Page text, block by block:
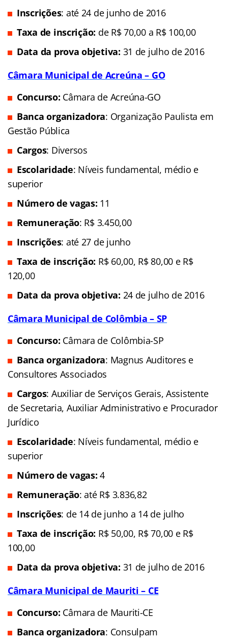
Inscrições: até 24 de junho de 2016
Taxa de inscrição: de R$ 70,00 a R$ 100,00
Data da prova objetiva: 31 de julho de 2016
Câmara Municipal de Acreúna – GO
Concurso: Câmara de Acreúna-GO
Banca organizadora: Organização Paulista em
Gestão Pública
Cargos: Diversos
Escolaridade: Níveis fundamental, médio e
superior
Número de vagas: 11
Remuneração: R$ 3.450,00
Inscrições: até 27 de junho
Taxa de inscrição: R$ 60,00, R$ 80,00 e R$
120,00
Data da prova objetiva: 24 de julho de 2016
Câmara Municipal de Colômbia – SP
Concurso: Câmara de Colômbia-SP
Banca organizadora: Magnus Auditores e
Consultores Associados
Cargos: Auxiliar de Serviços Gerais, Assistente
de Secretaria, Auxiliar Administrativo e Procurador
Jurídico
Escolaridade: Níveis fundamental, médio e
superior
Número de vagas:4
Remuneração: até R$ 3.836,82
Inscrições: de 14 de junho a 14 de julho
Taxa de inscrição: R$ 50,00, R$ 70,00 e R$
100,00
Data da prova objetiva: 31 de julho de 2016
Câmara Municipal de Mauriti – CE
Concurso: Câmara de Mauriti-CE
Banca organizadora: Consulpam